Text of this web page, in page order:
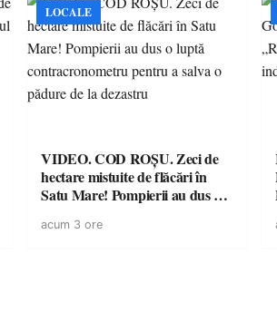
LOCALE
VIDEO. COD ROȘU. Zeci de
hectare mistuite de flăcări în
Satu Mare! Pompierii au dus o
a salva o pădure de la dezastru
acum 3 ore